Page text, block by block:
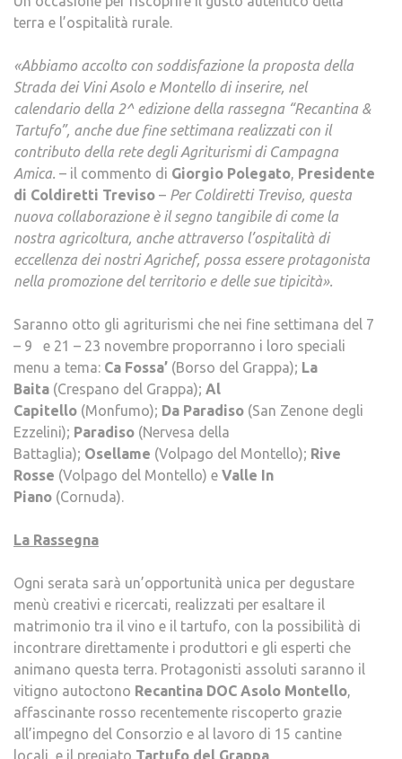
terra e l’ospitalità rurale.
«Abbiamo accolto con soddisfazione la proposta della
Strada dei Vini Asolo e Montello di inserire, nel
calendario della 2^ edizione della rassegna “Recantina &
Tartufo”, anche due fine settimana realizzati con il
contributo della rete degli Agriturismi di Campagna
Amica. – il commento di Giorgio Polegato, Presidente
di Coldiretti Treviso – Per Coldiretti Treviso, questa
nuova collaborazione è il segno tangibile di come la
nostra agricoltura, anche attraverso l’ospitalità di
eccellenza dei nostri Agrichef, possa essere protagonista
nella promozione del territorio e delle sue tipicità».
Saranno otto gli agriturismi che nei fine settimana del 7
– 9 e 21 – 23 novembre proporranno i loro speciali
menu a tema: Ca Fossa’ (Borso del Grappa); La
Baita (Crespano del Grappa); Al
Capitello (Monfumo); Da Paradiso (San Zenone degli
Ezzelini); Paradiso (Nervesa della
Battaglia); Osellame (Volpago del Montello); Rive
Rosse (Volpago del Montello) e Valle In
Piano (Cornuda).
La Rassegna
Ogni serata sarà un’opportunità unica per degustare
menù creativi e ricercati, realizzati per esaltare il
matrimonio tra il vino e il tartufo, con la possibilità di
incontrare direttamente i produttori e gli esperti che
animano questa terra. Protagonisti assoluti saranno il
vitigno autoctono Recantina DOC Asolo Montello,
affascinante rosso recentemente riscoperto grazie
all’impegno del Consorzio e al lavoro di 15 cantine
locali, e il pregiato Tartufo del Grappa,